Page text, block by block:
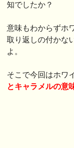
知でしたか？
意味もわからずホ
取り返しの付かな
よ。
そこで今回はホワ
とキャラメルの意